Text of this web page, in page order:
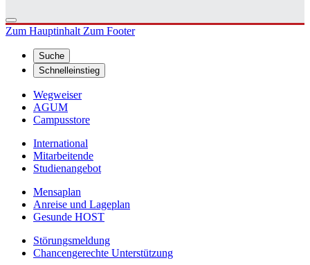
Zum HauptinhaltZum Footer
Suche
Schnelleinstieg
Wegweiser
AGUM
Campusstore
International
Mitarbeitende
Studienangebot
Mensaplan
Anreise und Lageplan
Gesunde HOST
Störungsmeldung
Chancengerechte Unterstützung